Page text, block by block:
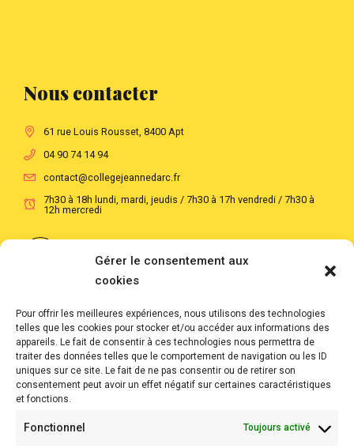
Gérer le consentement aux
cookies
Pour offrir les meilleures expériences, nous utilisons des technologies
telles que les cookies pour stocker et/ou accéder aux informations des
appareils. Le fait de consentir à ces technologies nous permettra de
traiter des données telles que le comportement de navigation ou les ID
uniques sur ce site. Le fait de ne pas consentir ou de retirer son
consentement peut avoir un effet négatif sur certaines caractéristiques
et fonctions.
Fonctionnel Toujours activé
Nous contacter
61 rue Louis Rousset, 8400 Apt
04 90 74 14 94
contact@collegejeannedarc.fr
7h30 à 18h lundi, mardi, jeudis / 7h30 à 17h vendredi / 7h30 à
12h mercredi
Liens rapides...
École Directe
École du Sacré Cœur
Direction diocésaine